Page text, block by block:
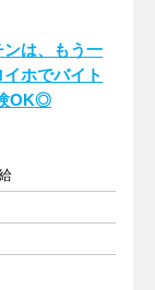
ンは、もう一
ホでバイト
OK◎